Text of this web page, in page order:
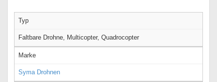
Typ
Faltbare Drohne, Multicopter, Quadrocopter
Marke
Syma Drohnen